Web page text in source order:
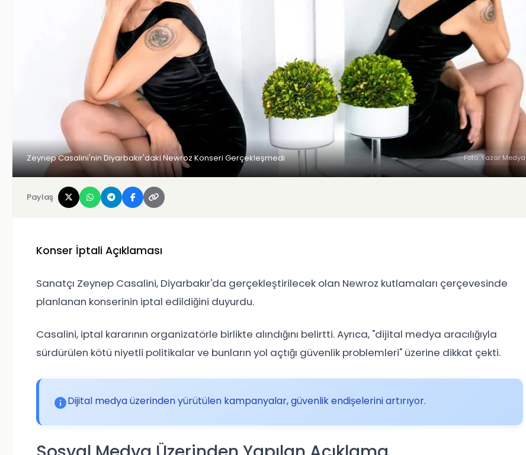
Zeynep Casalini'nin Diyarbakır'daki Newroz Konseri Gerçekleşmedi Foto: Yazar Medya
Paylaş
Konser İptali Açıklaması
Sanatçı Zeynep Casalini, Diyarbakır'da gerçekleştirilecek olan Newroz kutlamaları çerçevesinde
planlanan konserinin iptal edildiğini duyurdu.
Casalini, iptal kararının organizatörle birlikte alındığını belirtti. Ayrıca, "dijital medya aracılığıyla
sürdürülen kötü niyetli politikalar ve bunların yol açtığı güvenlik problemleri" üzerine dikkat çekti.
Dijital medya üzerinden yürütülen kampanyalar, güvenlik endişelerini artırıyor.